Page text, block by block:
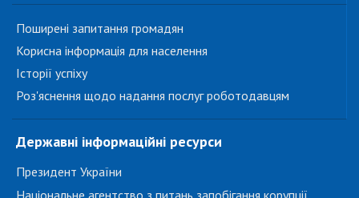
Поширені запитання громадян
Корисна інформація для населення
Історії успіху
Роз'яснення щодо надання послуг роботодавцям
Державні інформаційні ресурси
Президент України
Національне агентство з питань запобігання корупції